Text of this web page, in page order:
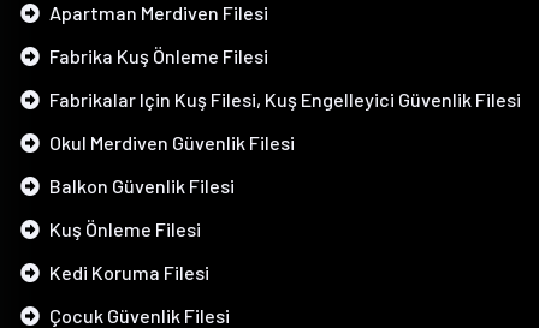
Apartman Merdiven Filesi
Fabrika Kuş Önleme Filesi
Fabrikalar Için Kuş Filesi, Kuş Engelleyici Güvenlik Filesi
Okul Merdiven Güvenlik Filesi
Balkon Güvenlik Filesi
Kuş Önleme Filesi
Kedi Koruma Filesi
Çocuk Güvenlik Filesi